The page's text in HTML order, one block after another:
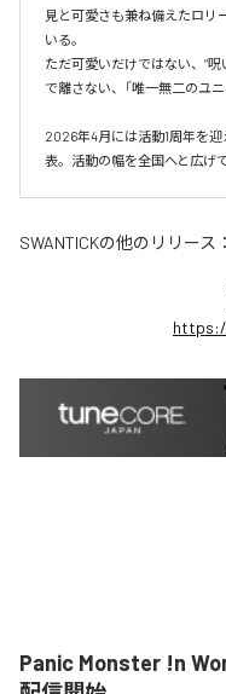
見と可愛さも兼ね備えたロリ
いる。
ただ可愛いだけではない、“
で離さない、「唯一無二のユニ
2026年4月には活動1周年を
表。活動の幅を全国へと広げ
SWANTICKの他のリリース：
Panic Monster !n